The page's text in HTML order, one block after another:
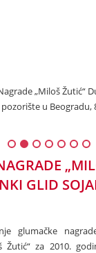
„Miloš Žutić“
u Beogradu,
GLID
glumačke
Žutić“ za 2010.